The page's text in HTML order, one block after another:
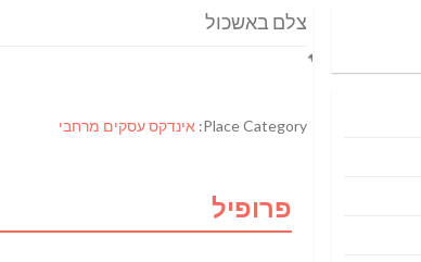
צלם באשכול
Place Category: אינדקס עסקים מרחבי
פרופיל